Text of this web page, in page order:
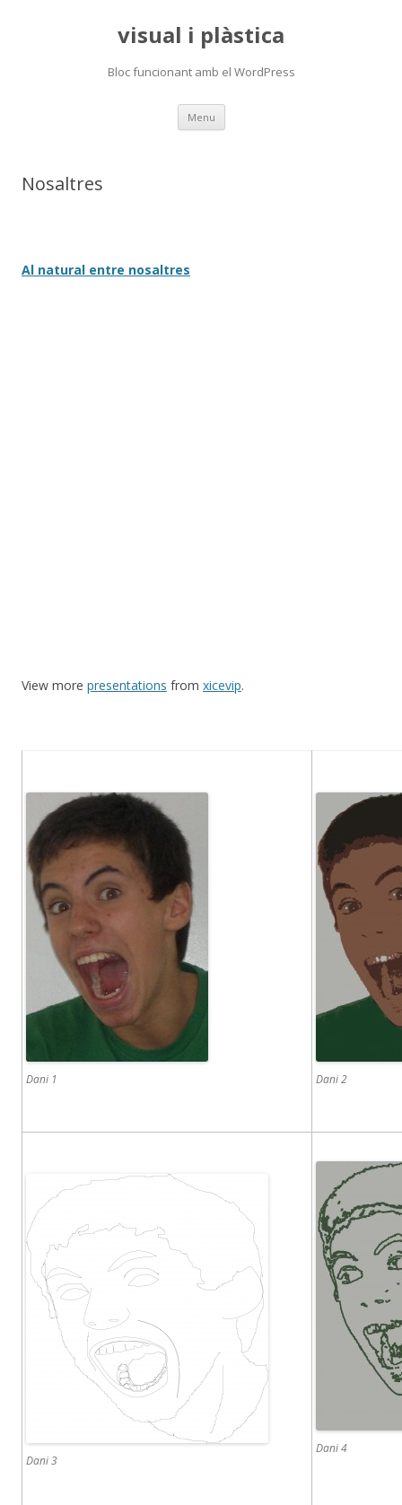
visual i plàstica
Bloc funcionant amb el WordPress
Menu Skip
content
Nosaltres
Al natural entre nosaltres
View more presentations from xicevip.
Dani 1 Dani 2
Dani 3
Dani 4